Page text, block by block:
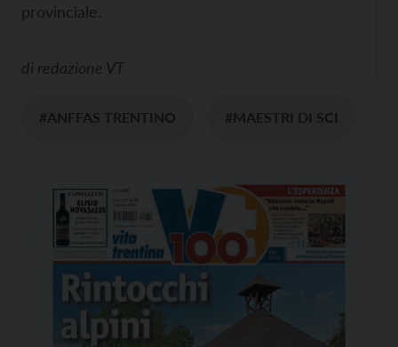
provinciale.
di redazione VT
#ANFFAS TRENTINO #MAESTRI DI SCI